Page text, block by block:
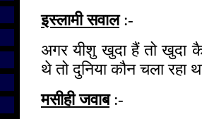
इस्लामी सवाल:-
अगर यीशु खुदा हैं तो खुदा
थे तो दुनिया कौन चला रहा
मसीही जवाब:-